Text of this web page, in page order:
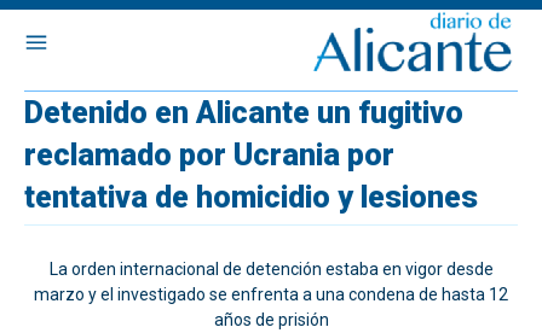
Detenido en Alicante un fugitivo
reclamado por Ucrania por
tentativa de homicidio y lesiones
La orden internacional de detención estaba en vigor desde
marzo y el investigado se enfrenta a una condena de hasta 12
años de prisión